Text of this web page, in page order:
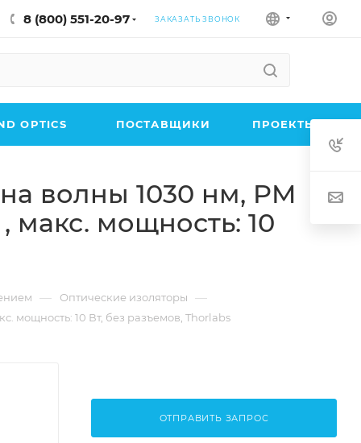
8 (800) 551-20-97 ЗАКАЗАТЬ ЗВОНОК
OPTICS ПОСТАВЩИКИ ПРОЕКТЫ
волны 1030 нм, PM
макс. мощность: 10
— Оптические изоляторы —
мощность: 10 Вт, без разъемов, Thorlabs
ОТПРАВИТЬ ЗАПРОС